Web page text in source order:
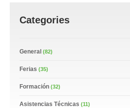
Categories
General (82)
Ferias (35)
Formación (32)
Asistencias Técnicas (11)